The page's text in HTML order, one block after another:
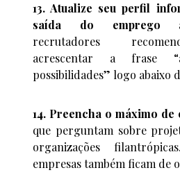
13. Atualize seu perfil
saída do emprego
recrutadores
acrescentar a frase
possibilidades” logo abaixo
14. Preencha o máximo de
que perguntam sobre
organizações
empresas também ficam de